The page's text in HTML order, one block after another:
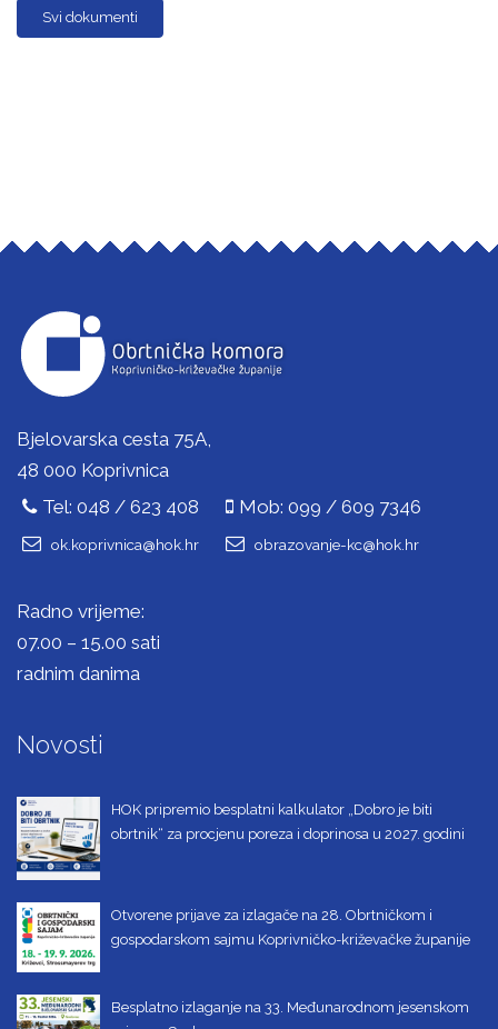
Svi dokumenti
Bjelovarska cesta 75A,
48 000 Koprivnica
Tel: 048 / 623 408
Mob: 099 / 609 7346
ok.koprivnica@hok.hr obrazovanje-kc@hok.hr
Radno vrijeme:
07.00 – 15.00 sati
radnim danima
Novosti
HOK pripremio besplatni kalkulator „Dobro je biti
obrtnik“ za procjenu poreza i doprinosa u 2027. godini
Otvorene prijave za izlagače na 28. Obrtničkom i
gospodarskom sajmu Koprivničko-križevačke županije
Besplatno izlaganje na 33. Međunarodnom jesenskom